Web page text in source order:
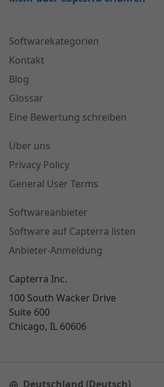
Softwarekategorien
Kontakt
Blog
Glossar
Eine Bewertung schreiben
Über uns
Privacy Policy
General User Terms
Softwareanbieter
Software auf Capterra listen
Anbieter-Anmeldung
Capterra Inc.
100 South Wacker Drive
Suite 600
Chicago, IL 60606
Deutschland (Deutsch)